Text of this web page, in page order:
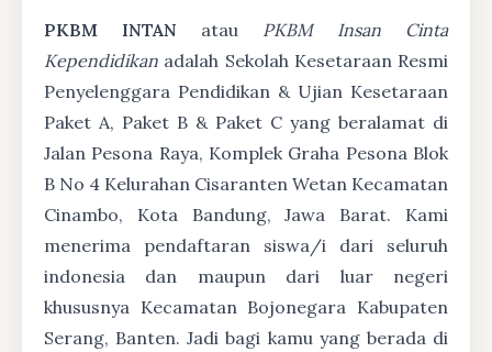
PKBM INTAN atau PKBM Insan Cinta
Kependidikan adalah Sekolah Kesetaraan Resmi
Penyelenggara Pendidikan & Ujian Kesetaraan
Paket A, Paket B & Paket C yang beralamat di
Jalan Pesona Raya, Komplek Graha Pesona Blok
B No 4 Kelurahan Cisaranten Wetan Kecamatan
Cinambo, Kota Bandung, Jawa Barat. Kami
menerima pendaftaran siswa/i dari seluruh
indonesia dan maupun dari luar negeri
khususnya Kecamatan Bojonegara Kabupaten
Serang, Banten. Jadi bagi kamu yang berada di